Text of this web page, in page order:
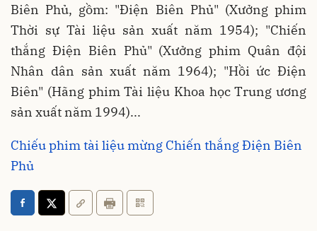
Biên Phủ, gồm: "Điện Biên Phủ" (Xưởng phim
Thời sự Tài liệu sản xuất năm 1954); "Chiến
thắng Điện Biên Phủ" (Xưởng phim Quân đội
Nhân dân sản xuất năm 1964); "Hồi ức Điện
Biên" (Hãng phim Tài liệu Khoa học Trung ương
sản xuất năm 1994)...
Chiếu phim tài liệu mừng Chiến thắng Điện Biên
Phủ